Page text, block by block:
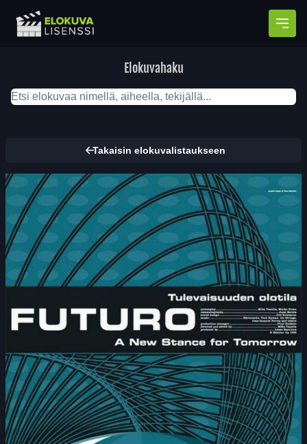
Elokuvahaku
Takaisin elokuvalistaukseen